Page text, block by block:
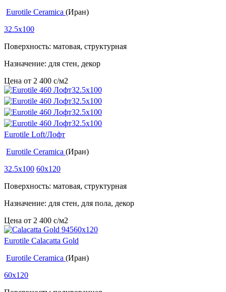
Eurotile Ceramica (Иран)
32.5x100
Поверхность: матовая, структурная
Назначение: для стен, декор
Цена от 2 400 c/м2
Eurotile Loft/Лофт
Eurotile Ceramica (Иран)
32.5x100 60x120
Поверхность: матовая, структурная
Назначение: для стен, для пола, декор
Цена от 2 400 c/м2
Eurotile Calacatta Gold
Eurotile Ceramica (Иран)
60x120